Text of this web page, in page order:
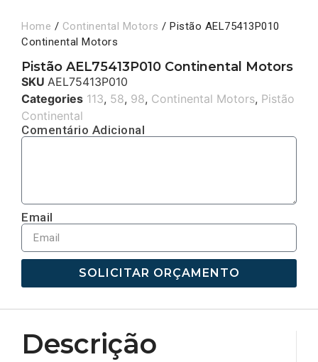
Home / Continental Motors / Pistão AEL75413P010
Continental Motors
Pistão AEL75413P010 Continental Motors
SKU AEL75413P010
Categories 113, 58, 98, Continental Motors, Pistão
Continental
Comentário Adicional
Email
SOLICITAR ORÇAMENTO
Descrição